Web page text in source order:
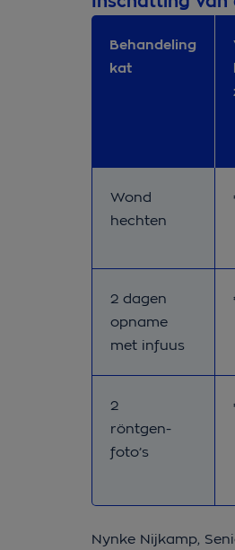
Behandeling
kat
Wond
hechten
2 dagen
opname
met infuus
2
röntgen-
foto’s
Nynke Nijkamp,